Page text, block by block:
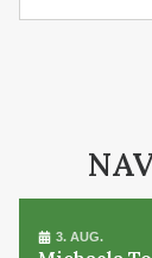
3. AUG.